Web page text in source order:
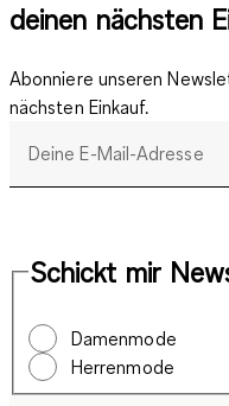
deinen nächsten
Abonniere unseren
nächsten Einkauf.
Deine E-Mail-Adresse
Schickt mir
Damenmode
Herrenmode